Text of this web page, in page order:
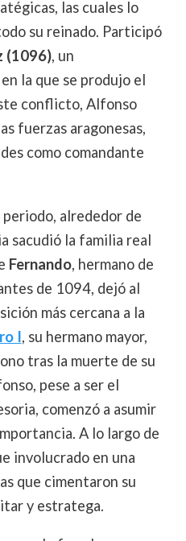
las cuales lo
su reinado. Participó
(1096), un
la que se produjo el
conflicto, Alfonso
fuerzas aragonesas,
como comandante
alrededor de
sacudió la familia real
Fernando, hermano de
de 1094, dejó al
más cercana a la
I, su hermano mayor,
tras la muerte de su
pese a ser el
comenzó a asumir
A lo largo de
involucrado en una
que cimentaron su
y estratega.